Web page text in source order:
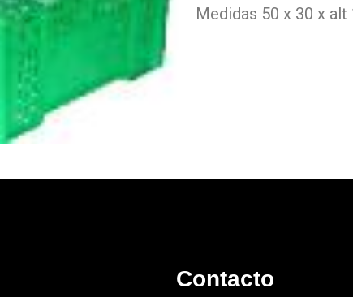
Medidas 50 x 30 x
Contacto